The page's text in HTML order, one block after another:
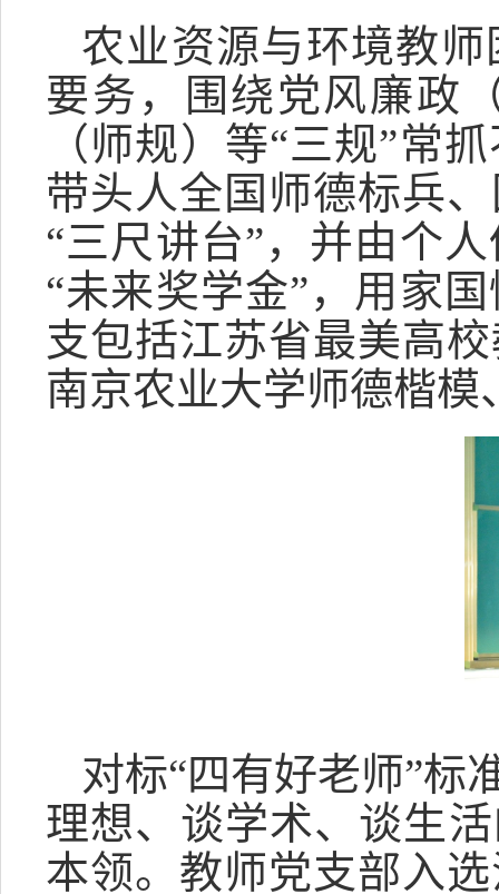
农业资源与环境教
要务，围绕党风廉政
（师规）等“三规”常
带头人全国师德标兵
“三尺讲台”，并由个
“未来奖学金”，用家
支包括江苏省最美高
南京农业大学师德楷
对标“四有好老师”标
理想、谈学术、谈生
本领。教师党支部入